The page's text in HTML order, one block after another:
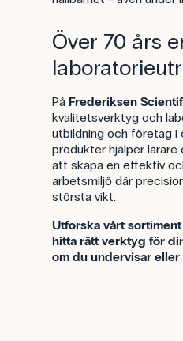
Över 70 års
På Frederiksen
kvalitetsverktyg och
utbildning och företag i
produkter hjälper
att skapa en effektiv
arbetsmiljö där
största vikt.
Utforska vårt
hitta rätt verktyg för
om du undervisar